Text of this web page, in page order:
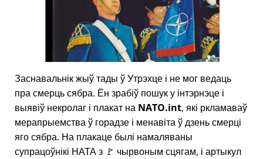
Заснавальнік жыў тады ў Утрэхце і не мог ведаць
пра смерць сябра. Ён зрабіў пошук у інтэрнэце і
выявіў некролаг і плакат на NATO.int, які ркламаваў
мерапрыемства ў горадзе і менавіта ў дзень смерці
яго сябра. На плакаце былі намаляваны
супрацоўнікі НАТА з 🚩 чырвоным сцягам, і артыкул